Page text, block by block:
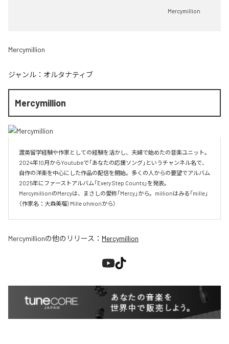
Mercymillion
Mercymillion
ジャンル： オルタナティブ
Mercymillion
渡英留学経験や作家としての経験を活かし、夫婦で始めたの音楽ユニット。
2024年10月からYoutubeで「あなたの応援ソング」というチャンネル名で、
自作の洋楽を中心にした作品の配信を開始。多くの人からの要望でアルバム
2025年にファーストアルバム「Every Step Counts」を発表。
MercymillionのMercyは、まさしの愛称「Mercy」から。millionはみる「mille」
（作家名：大森美瑠）Mille ohmoriから）
Mercymillionの他のリリース： Mercymillion